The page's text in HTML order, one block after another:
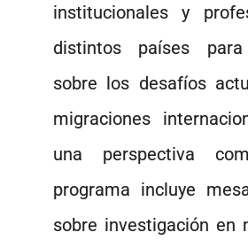
institucionales y
distintos países para
sobre los desafíos
migraciones
una perspectiva
programa incluye
sobre investigación en